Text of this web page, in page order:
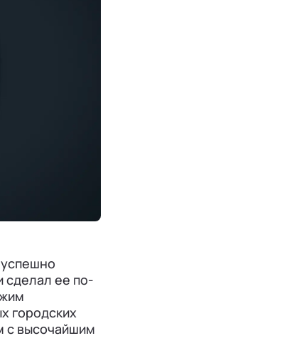
сделал ее по-
городских
с высочайшим